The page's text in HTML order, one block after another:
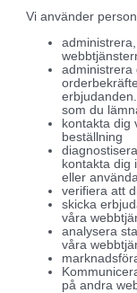
Vi använder
administrera
som du
kontakta dig
beställning
kontakta dig
eller
verifiera att
skicka
våra
analysera
våra
på andra